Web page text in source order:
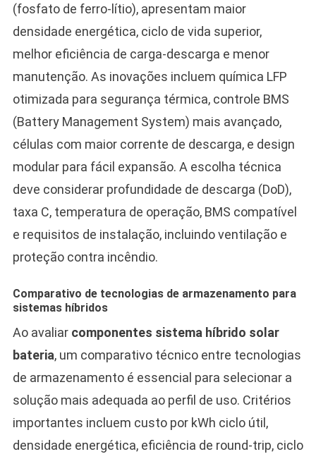
(fosfato de ferro-lítio), apresentam maior
densidade energética, ciclo de vida superior,
melhor eficiência de carga-descarga e menor
manutenção. As inovações incluem química LFP
otimizada para segurança térmica, controle BMS
(Battery Management System) mais avançado,
células com maior corrente de descarga, e design
modular para fácil expansão. A escolha técnica
deve considerar profundidade de descarga (DoD),
taxa C, temperatura de operação, BMS compatível
e requisitos de instalação, incluindo ventilação e
proteção contra incêndio.
Comparativo de tecnologias de armazenamento para
sistemas híbridos
Ao avaliar componentes sistema híbrido solar
bateria, um comparativo técnico entre tecnologias
de armazenamento é essencial para selecionar a
solução mais adequada ao perfil de uso. Critérios
importantes incluem custo por kWh ciclo útil,
densidade energética, eficiência de round-trip, ciclo